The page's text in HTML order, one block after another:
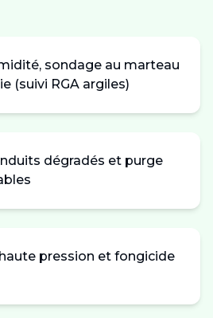
sondage au marteau
(suivi RGA argiles)
dégradés et purge
pression et fongicide